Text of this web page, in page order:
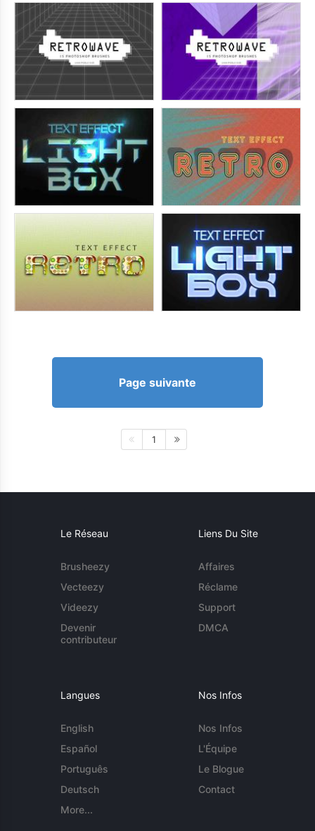
Page suivante
1
Le Réseau
Brusheezy
Vecteezy
Videezy
Devenir
contributeur
Liens Du Site
Affaires
Réclame
Support
DMCA
Langues
English
Español
Português
Deutsch
More...
Nos Infos
Nos Infos
L'Équipe
Le Blogue
Contact